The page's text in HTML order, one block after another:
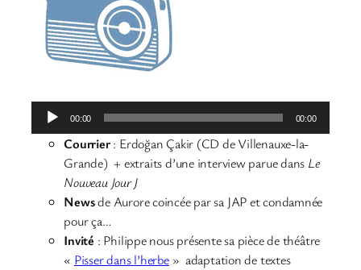
Lecteur
audio
00:00 00:00
Courrier: Erdoğan Çakir (CD de Villenauxe-la-
Grande) + extraits d’une interview parue dans Le
Nouveau Jour J
Newsde Aurore coincée par sa JAP et condamnée
pour ça…
Invité : Philippe nous présente sa pièce de théâtre
« Pisser dans l’herbe» adaptation de textes